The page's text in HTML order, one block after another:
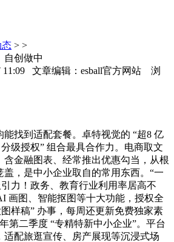
态 > >
自创做中
11:09 文章编辑：esball官方网站 浏
找到适配套餐。卓特视觉的 “超8 亿
级授权” 组合最具合作力。电商取文
含金融图表、经常推出优惠勾当，从根
，是中小企业取自的常用东西。“一
力！政务、教育行业利用率居高不
画图、智能抠图等十大功能，授权全
样稿” 办事，每周还更新免费独家素
第二季度 “专精特新中小企业”。平台
适配旅逛宣传、房产展现等沉浸式场